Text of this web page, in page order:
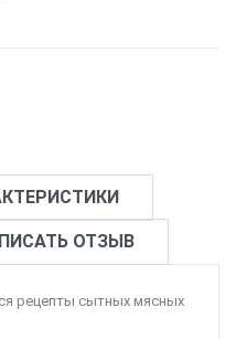
ОТЗЫВ
рецепты сытных мясных